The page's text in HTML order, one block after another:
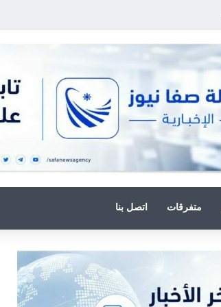
متفرقات اتصل بنا